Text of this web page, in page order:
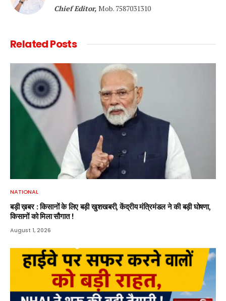
Chief Editor, Mob. 7587031310
RelatedPosts
NATIONAL
बड़ी ख़बर : किसानों के लिए बड़ी खुशखबरी, केंद्रीय मंत्रिमंडल ने की बड़ी घोषणा,
किसानों को मिला सौगात !
August 1, 2026